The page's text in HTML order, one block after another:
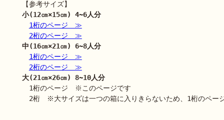
小(12㎝×15㎝) 4~6人分
1桁のページ　≫
2桁のページ　≫
中(16㎝×21㎝) 6~8人分
1桁のページ　≫
2桁のページ　≫
大(21㎝×26㎝) 8~10人分
1桁のページ　※このページです